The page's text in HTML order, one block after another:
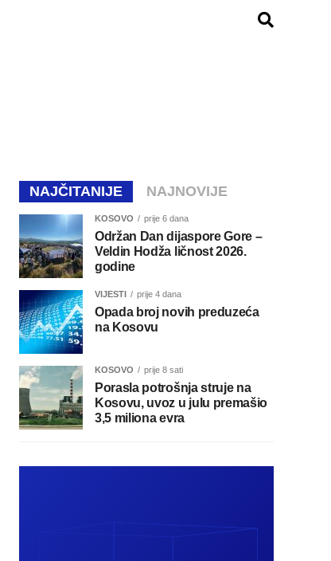
NAJČITANIJE NAJNOVIJE
KOSOVO prije 6 dana
Održan Dan dijaspore Gore –
Veldin Hodža ličnost 2026.
godine
VIJESTI prije 4 dana
Opada broj novih preduzeća
na Kosovu
KOSOVO prije 8 sati
Porasla potrošnja struje na
Kosovu, uvoz u julu premašio
3,5 miliona evra